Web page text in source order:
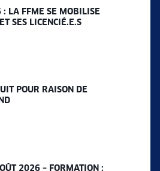
: LA FFME SE MOBILISE
SES LICENCIÉ.E.S
POUR RAISON DE
2026 – FORMATION :